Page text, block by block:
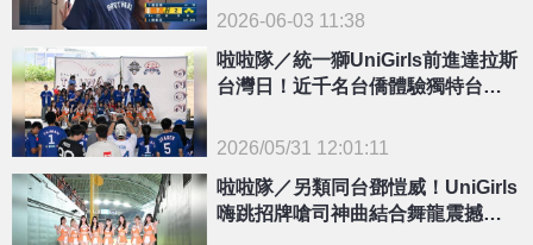
2026-06-03 11:38
{PLAYICON}
啦啦隊／統一獅UniGirls前進達拉斯
台灣日！近千名台僑體驗獨特台式
2026/05/31 12:01:11
啦啦隊／另類同台鄧愷威！UniGirls
嗨跳招牌嗆司神曲結合舞龍震撼太